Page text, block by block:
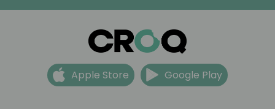
Apple Store Google Play